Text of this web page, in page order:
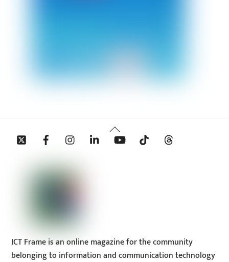
Back
To
Twitter Facebook InstagramLinkedin YouTube Tiktok
ICT Frame is an online magazine for the community
belonging to information and communication technology